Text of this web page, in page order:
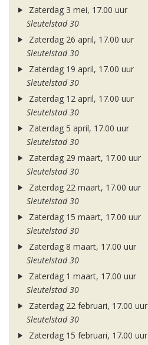
Zaterdag 3 mei, 17.00 uur
Sleutelstad 30
Zaterdag 26 april, 17.00 uur
Sleutelstad 30
Zaterdag 19 april, 17.00 uur
Sleutelstad 30
Zaterdag 12 april, 17.00 uur
Sleutelstad 30
Zaterdag 5 april, 17.00 uur
Sleutelstad 30
Zaterdag 29 maart, 17.00 uur
Sleutelstad 30
Zaterdag 22 maart, 17.00 uur
Sleutelstad 30
Zaterdag 15 maart, 17.00 uur
Sleutelstad 30
Zaterdag 8 maart, 17.00 uur
Sleutelstad 30
Zaterdag 1 maart, 17.00 uur
Sleutelstad 30
Zaterdag 22 februari, 17.00 uur
Sleutelstad 30
Zaterdag 15 februari, 17.00 uur